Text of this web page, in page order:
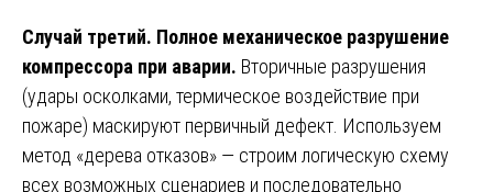
Случай третий. Полное механическое разрушение
компрессора при аварии. Вторичные разрушения
(удары осколками, термическое воздействие при
пожаре) маскируют первичный дефект. Используем
метод «дерева отказов» — строим логическую схему
всех возможных сценариев и последовательно